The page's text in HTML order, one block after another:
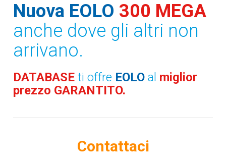
Nuova EOLO 300 MEGA
anche dove gli altri non
arrivano.
DATABASEti offre EOLO al miglior
prezzo GARANTITO.
Contattaci